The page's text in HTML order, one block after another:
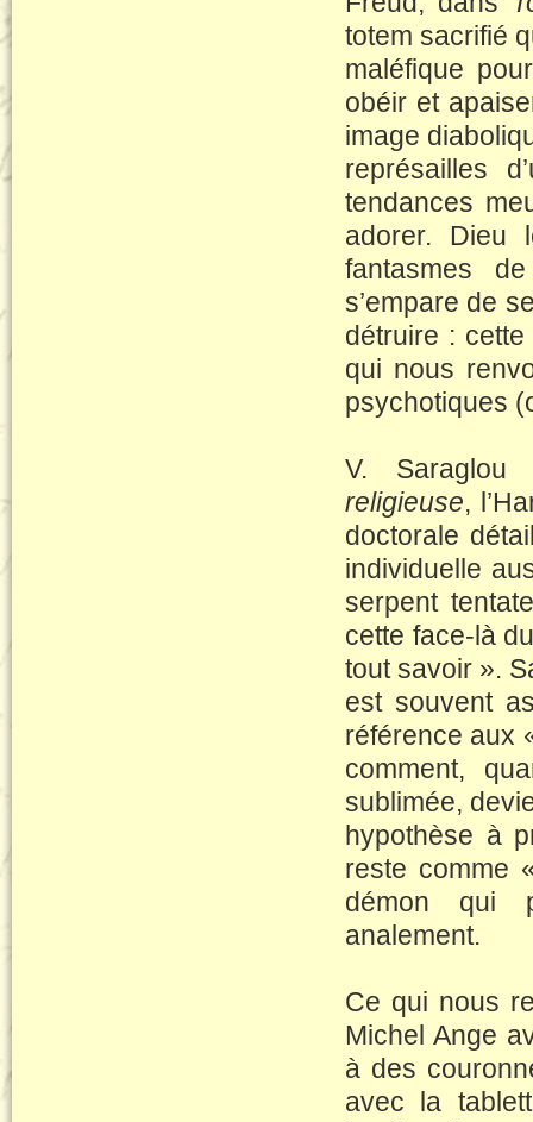
totem sacrifié
maléfique
obéir et
image
représailles
tendances
adorer. Dieu
fantasmes
s’empare de
détruire :
qui nous
psychotiques
V. Saraglou
religieuse,
doctorale
individuelle
serpent
cette face-là
tout savoir ».
est souvent
référence aux
comment,
sublimée,
hypothèse à
reste comme
démon qui
analement.
Ce qui nous
Michel Ange
à des
avec la